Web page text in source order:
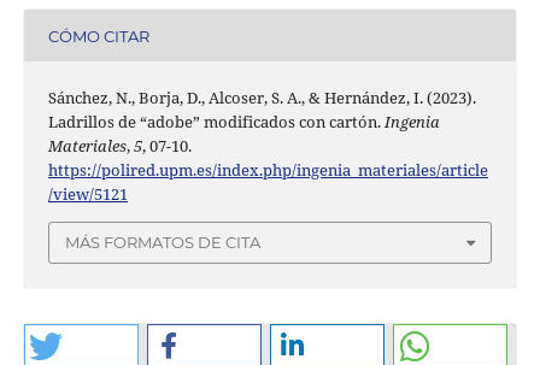
CÓMO CITAR
Sánchez, N., Borja, D., Alcoser, S. A., & Hernández, I. (2023).
Ladrillos de “adobe” modificados con cartón.Ingenia
Materiales,5, 07-10.
https://polired.upm.es/index.php/ingenia_materiales/article
/view/5121
MÁS FORMATOS DE CITA